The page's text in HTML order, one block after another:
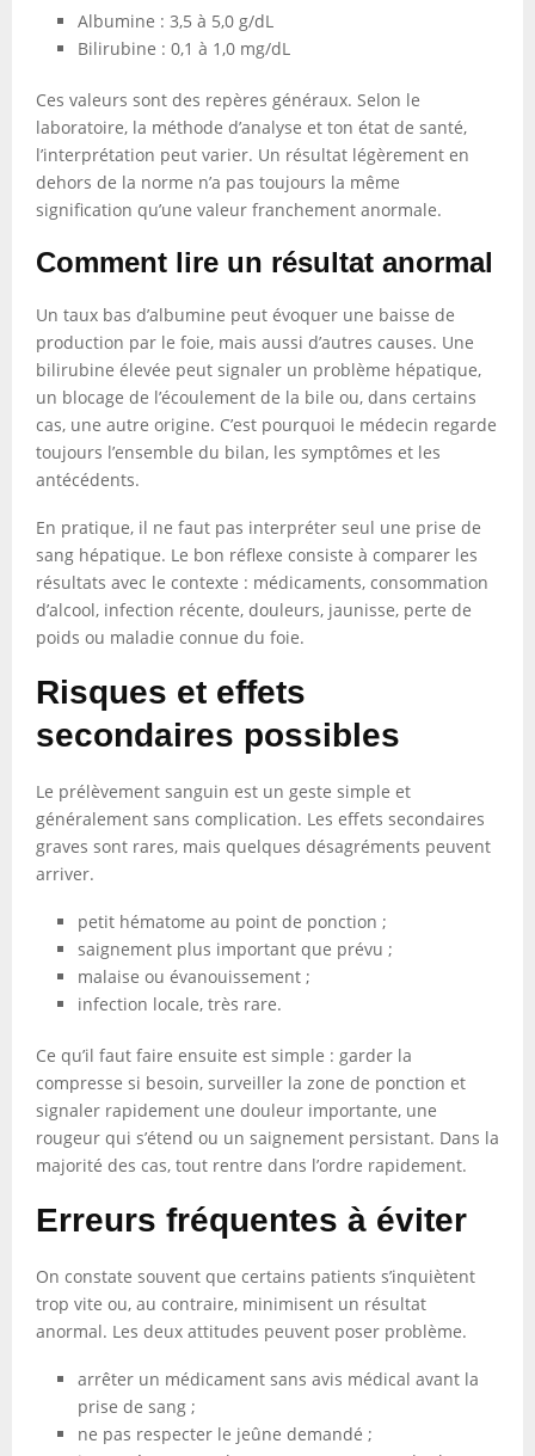
Albumine : 3,5 à 5,0 g/dL
Bilirubine : 0,1 à 1,0 mg/dL
Ces valeurs sont des repères généraux. Selon le
laboratoire, la méthode d’analyse et ton état de santé,
l’interprétation peut varier. Un résultat légèrement en
dehors de la norme n’a pas toujours la même
signification qu’une valeur franchement anormale.
Comment lire un résultat anormal
Un taux bas d’albumine peut évoquer une baisse de
production par le foie, mais aussi d’autres causes. Une
bilirubine élevée peut signaler un problème hépatique,
un blocage de l’écoulement de la bile ou, dans certains
cas, une autre origine. C’est pourquoi le médecin regarde
toujours l’ensemble du bilan, les symptômes et les
antécédents.
En pratique, il ne faut pas interpréter seul une prise de
sang hépatique. Le bon réflexe consiste à comparer les
résultats avec le contexte : médicaments, consommation
d’alcool, infection récente, douleurs, jaunisse, perte de
poids ou maladie connue du foie.
Risques et effets
secondaires possibles
Le prélèvement sanguin est un geste simple et
généralement sans complication. Les effets secondaires
graves sont rares, mais quelques désagréments peuvent
arriver.
petit hématome au point de ponction ;
saignement plus important que prévu ;
malaise ou évanouissement ;
infection locale, très rare.
Ce qu’il faut faire ensuite est simple : garder la
compresse si besoin, surveiller la zone de ponction et
signaler rapidement une douleur importante, une
rougeur qui s’étend ou un saignement persistant. Dans la
majorité des cas, tout rentre dans l’ordre rapidement.
Erreurs fréquentes à éviter
On constate souvent que certains patients s’inquiètent
trop vite ou, au contraire, minimisent un résultat
anormal. Les deux attitudes peuvent poser problème.
arrêter un médicament sans avis médical avant la
prise de sang ;
ne pas respecter le jeûne demandé ;